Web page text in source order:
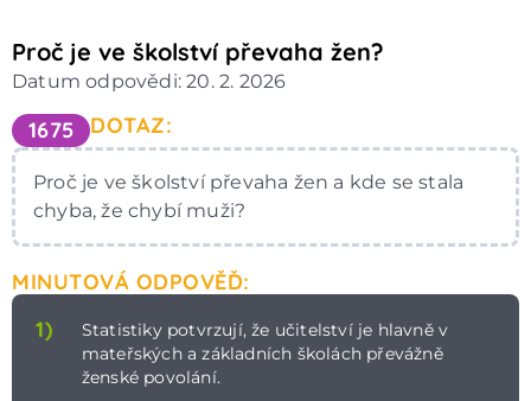
Proč je ve školství převaha žen?
Datum odpovědi: 20. 2. 2026
1675 DOTAZ:
Proč je ve školství převaha žen a kde se stala
chyba, že chybí muži?
MINUTOVÁ ODPOVĚĎ:
1)
Statistiky potvrzují, že učitelství je hlavně v
mateřských a základních školách převážně
ženské povolání.